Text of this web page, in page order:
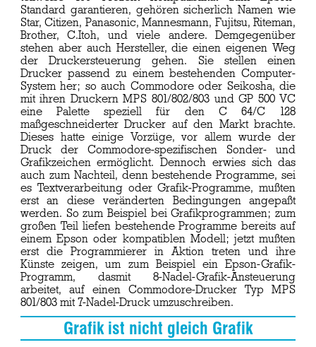
Standard garantieren, gehören sicherlich Namen wie
Star, Citizen, Panasonic, Mannesmann, Fujitsu, Riteman,
Brother, C.Itoh, und viele andere. Demgegenüber
stehen aber auch Hersteller, die einen eigenen Weg
der Druckersteuerung gehen. Sie stellen einen
Drucker passend zu einem bestehenden Computer-
System her; so auch Commodore oder Seikosha, die
mit ihren Druckern MPS 801/802/803 und GP 500 VC
eine Palette speziell für den C 64/C 128
maßgeschneiderter Drucker auf den Markt brachte.
Dieses hatte einige Vorzüge, vor allem wurde der
Druck der Commodore-spezifischen Sonder- und
Grafikzeichen ermöglicht. Dennoch erwies sich das
auch zum Nachteil, denn bestehende Programme, sei
es Textverarbeitung oder Grafik-Programme, mußten
erst an diese veränderten Bedingungen angepaßt
werden. So zum Beispiel bei Grafikprogrammen; zum
großen Teil liefen bestehende Programme bereits auf
einem Epson oder kompatiblen Modell; jetzt mußten
erst die Programmierer in Aktion treten und ihre
Künste zeigen, um zum Beispiel ein Epson-Grafik-
Programm, dasmit 8-Nadel-Grafik-Ansteuerung
arbeitet, auf einen Commodore-Drucker Typ MPS
801/803 mit 7-Nadel-Druck umzuschreiben.
Grafik ist nicht gleich Grafik